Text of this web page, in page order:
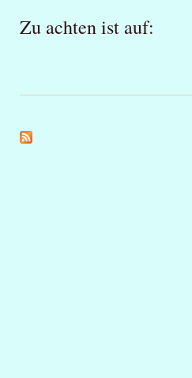
Zu achten ist auf: